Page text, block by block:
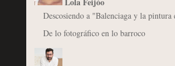
Descosiendo a "Balenciaga y la pintura
De lo fotográfico en lo barroco